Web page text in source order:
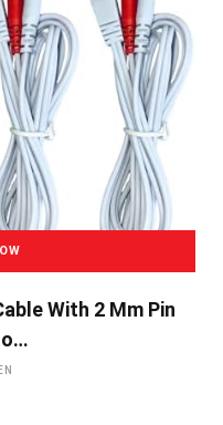
With 2 Mm Pin